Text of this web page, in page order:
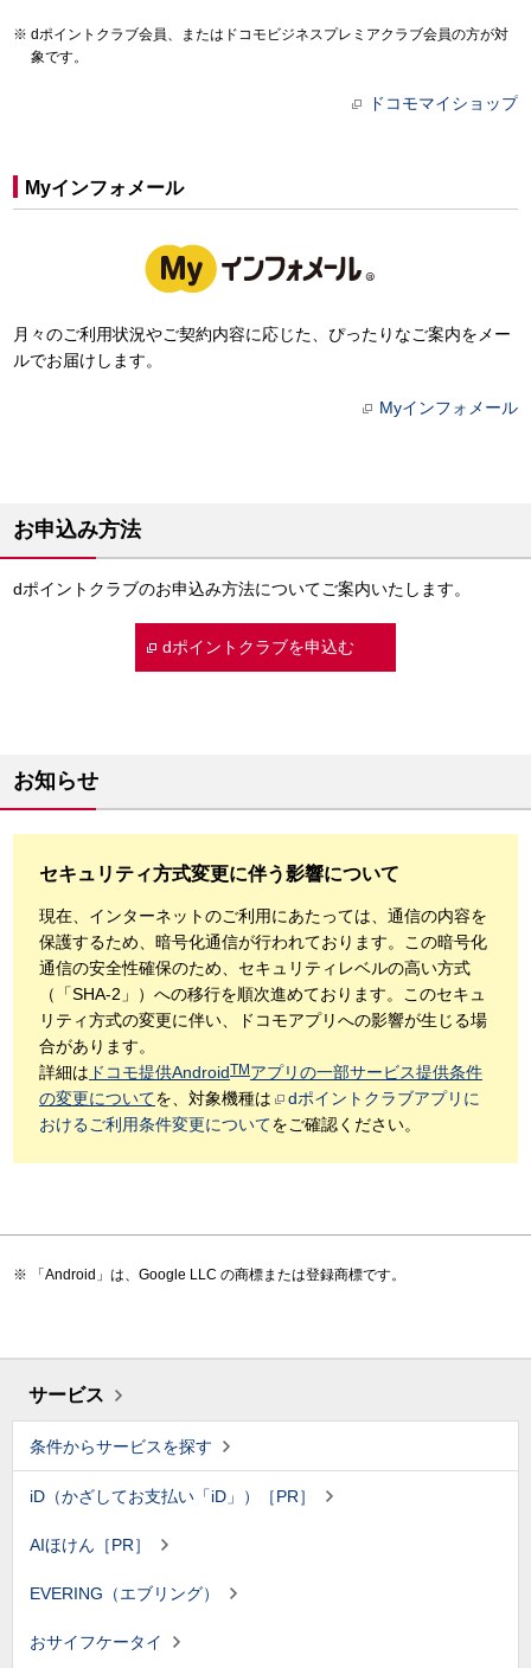
dポイントクラブ会員、またはドコモビジネスプレミアクラブ会員の方が対
象です。
ドコモマイショップ
Myインフォメール
月々のご利用状況やご契約内容に応じた、ぴったりなご案内をメー
ルでお届けします。
Myインフォメール
お申込み方法
dポイントクラブのお申込み方法についてご案内いたします。
dポイントクラブを申込む
お知らせ
セキュリティ方式変更に伴う影響について
現在、インターネットのご利用にあたっては、通信の内容を
保護するため、暗号化通信が行われております。この暗号化
通信の安全性確保のため、セキュリティレベルの高い方式
（「SHA-2」）への移行を順次進めております。このセキュ
リティ方式の変更に伴い、ドコモアプリへの影響が生じる場
合があります。
詳細は ドコモ提供AndroidTM アプリの一部サービス提供条件
の変更についてを、対象機種は
dポイントクラブアプリに
おけるご利用条件変更についてをご確認ください。
「Android」は、Google LLC の商標または登録商標です。
サービス
条件からサービスを探す
iD（かざしてお支払い「iD」）［PR］
AIほけん［PR］
EVERING（エブリング）
おサイフケータイ